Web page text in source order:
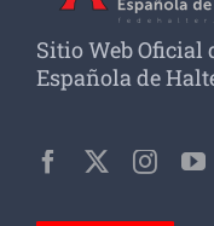
Sitio Web Oficial
Española de